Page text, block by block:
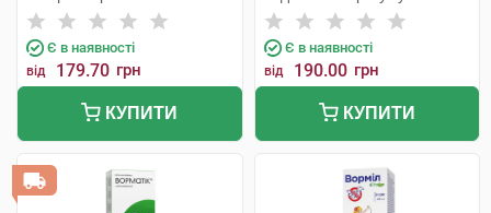
Пріват
Є в наявності
від 179.70 грн
КУПИТИ
Є в наявності
від 190.00 грн
КУПИТИ